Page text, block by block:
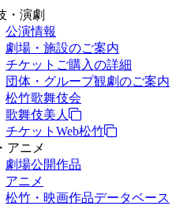
・演劇
公演情報
劇場・施設のご案内
チケットご購入の詳細
団体・グループ観劇のご案内
松竹歌舞伎会
歌舞伎美人
チケットWeb松竹
アニメ
劇場公開作品
アニメ
松竹・映画作品データベース